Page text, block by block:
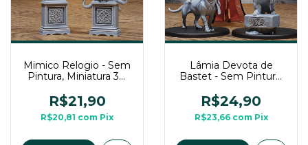
Mimico Relogio - Sem
Pintura, Miniatura 3D
Mesa
R$21,90
R$20,81 com Pix
Lâmia Devota de
Bastet - Sem Pintura,
Para Rpg de Mesa
R$24,90
R$23,66 com Pix